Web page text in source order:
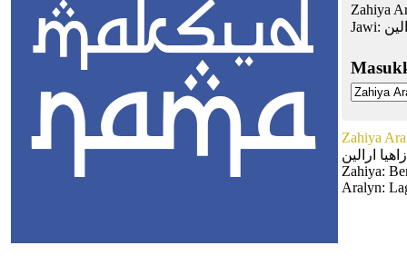
Zahiya
Jawi:
Zahiya
زاهيا ارالين
Zahiya:
Aralyn: